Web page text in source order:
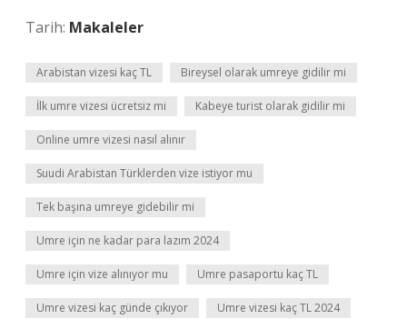
Tarih: Makaleler
Arabistan vizesi kaç TL Bireysel olarak umreye gidilir mi
İlk umre vizesi ücretsiz mi Kabeye turist olarak gidilir mi
Online umre vizesi nasıl alınır
Suudi Arabistan Türklerden vize istiyor mu
Tek başına umreye gidebilir mi
Umre için ne kadar para lazım 2024
Umre için vize alınıyor mu Umre pasaportu kaç TL
Umre vizesi kaç günde çıkıyor Umre vizesi kaç TL 2024